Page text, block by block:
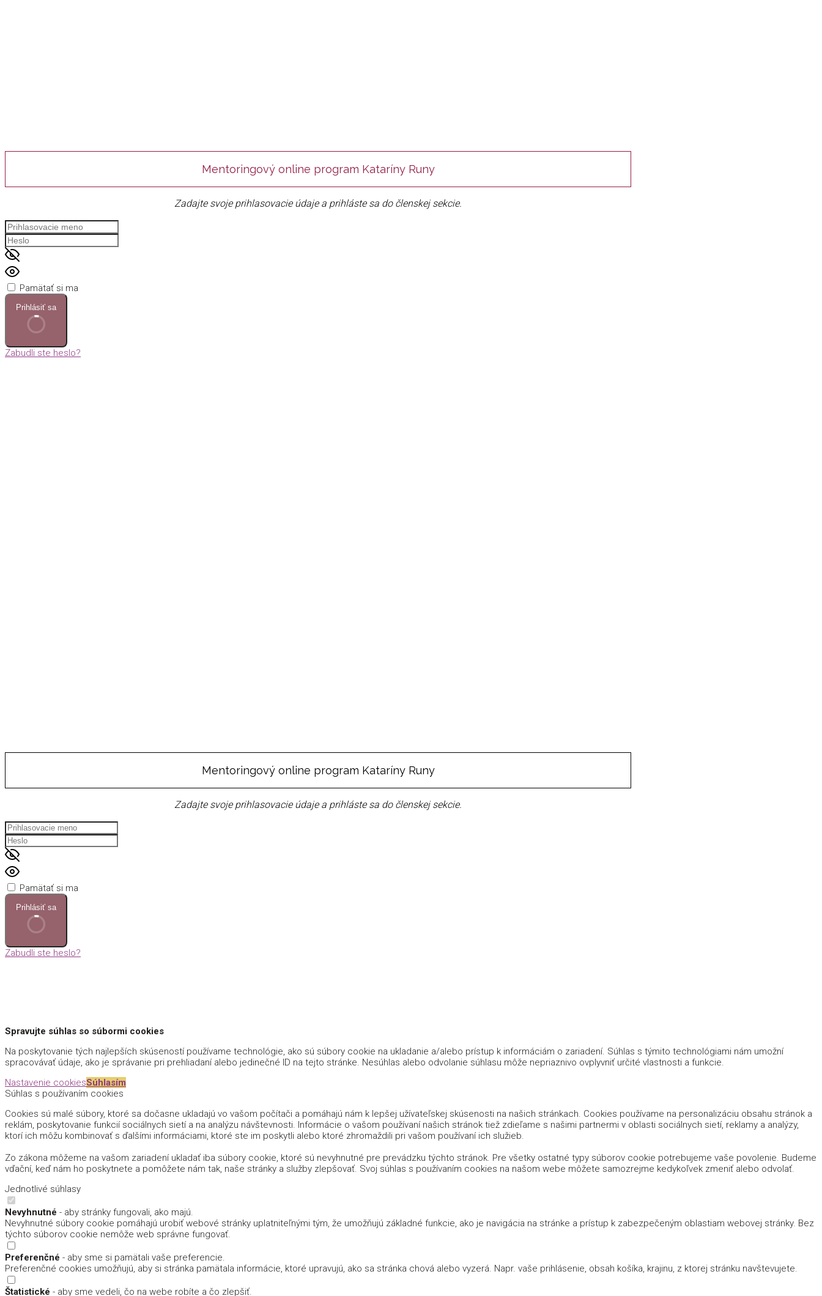
Mentoringový online program Kataríny Runy
Zadajte svoje prihlasovacie údaje a prihláste sa do členskej sekcie.
Pamätať si ma
Prihlásiť sa
Zabudli ste heslo?
Mentoringový online program Kataríny Runy
Zadajte svoje prihlasovacie údaje a prihláste sa do členskej sekcie.
Pamätať si ma
Prihlásiť sa
Zabudli ste heslo?
Spravujte súhlas so súbormi cookies
Na poskytovanie tých najlepších skúseností používame technológie, ako sú súbory cookie na ukladanie a/alebo prístup k informáciám o zariadení. Súhlas s týmito technológiami nám umožní
spracovávať údaje, ako je správanie pri prehliadaní alebo jedinečné ID na tejto stránke. Nesúhlas alebo odvolanie súhlasu môže nepriaznivo ovplyvniť určité vlastnosti a funkcie.
Nastavenie cookiesSúhlasím
Súhlas s používaním cookies
Cookies sú malé súbory, ktoré sa dočasne ukladajú vo vašom počítači a pomáhajú nám k lepšej užívateľskej skúsenosti na našich stránkach. Cookies používame na personalizáciu obsahu stránok a
reklám, poskytovanie funkcií sociálnych sietí a na analýzu návštevnosti. Informácie o vašom používaní našich stránok tiež zdieľame s našimi partnermi v oblasti sociálnych sietí, reklamy a analýzy,
ktorí ich môžu kombinovať s ďalšími informáciami, ktoré ste im poskytli alebo ktoré zhromaždili pri vašom používaní ich služieb.
Zo zákona môžeme na vašom zariadení ukladať iba súbory cookie, ktoré sú nevyhnutné pre prevádzku týchto stránok. Pre všetky ostatné typy súborov cookie potrebujeme vaše povolenie. Budeme
vďační, keď nám ho poskytnete a pomôžete nám tak, naše stránky a služby zlepšovať. Svoj súhlas s používaním cookies na našom webe môžete samozrejme kedykoľvek zmeniť alebo odvolať.
Jednotlivé súhlasy
Nevyhnutné - aby stránky fungovali, ako majú.
Nevyhnutné súbory cookie pomáhajú urobiť webové stránky uplatniteľnými tým, že umožňujú základné funkcie, ako je navigácia na stránke a prístup k zabezpečeným oblastiam webovej stránky. Bez
týchto súborov cookie nemôže web správne fungovať.
Preferenčné - aby sme si pamätali vaše preferencie.
Preferenčné cookies umožňujú, aby si stránka pamätala informácie, ktoré upravujú, ako sa stránka chová alebo vyzerá. Napr. vaše prihlásenie, obsah košíka, krajinu, z ktorej stránku navštevujete.
Štatistické - aby sme vedeli, čo na webe robíte a čo zlepšiť.